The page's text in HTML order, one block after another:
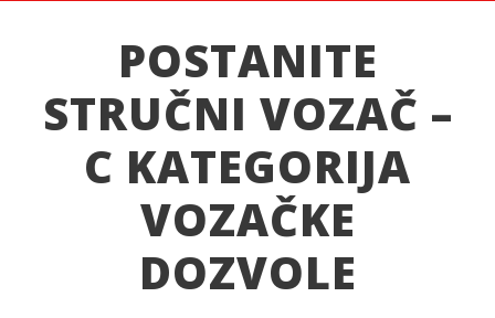
POSTANITE
STRUČNI VOZAČ –
C KATEGORIJA
VOZAČKE
DOZVOLE